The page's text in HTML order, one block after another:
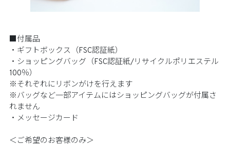
■付属品
・ギフトボックス（FSC認証紙）
・ショッピングバッグ（FSC認証紙/リサイクルポリエステル
100％）
※それぞれにリボンがけを行えます
※バッグなど一部アイテムにはショッピングバッグが付属さ
れません
・メッセージカード
＜ご希望のお客様のみ＞